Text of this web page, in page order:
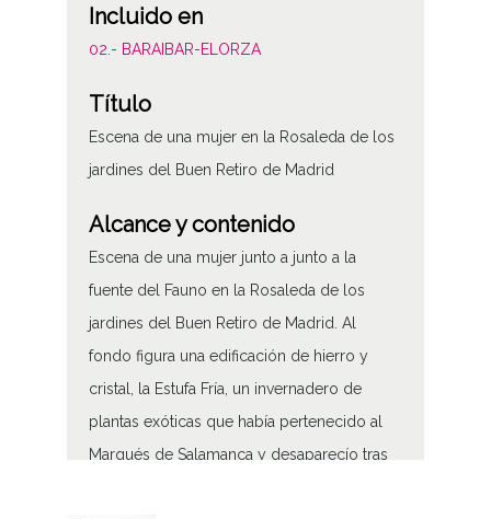
Incluido en
02.- BARAIBAR-ELORZA
Título
Escena de una mujer en la Rosaleda de los
jardines del Buen Retiro de Madrid
Alcance y contenido
Escena de una mujer junto a junto a la
fuente del Fauno en la Rosaleda de los
jardines del Buen Retiro de Madrid. Al
fondo figura una edificación de hierro y
cristal, la Estufa Fría, un invernadero de
plantas exóticas que había pertenecido al
Marqués de Salamanca y desaparecío tras